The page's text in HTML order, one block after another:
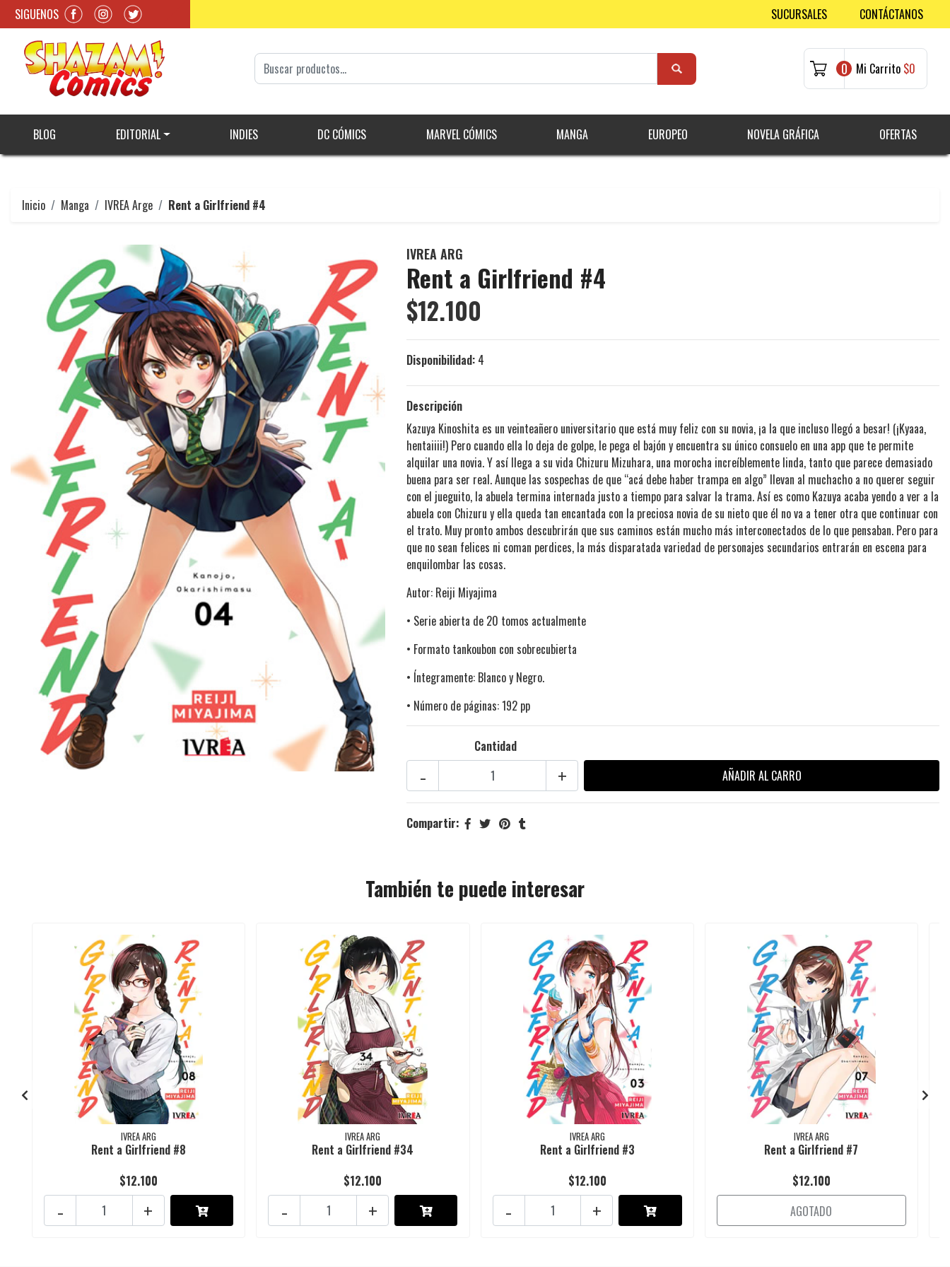
SIGUENOS SUCURSALES CONTÁCTANOS
0 Mi Carrito $0
BLOG EDITORIAL INDIES DC CÓMICS MARVEL CÓMICS MANGA EUROPEO NOVELA GRÁFICA OFERTAS
Inicio Manga IVREA Arge Rent a Girlfriend #4
IVREA ARG
Rent a Girlfriend #4
$12.100
Disponibilidad: 4
Descripción
Kazuya Kinoshita es un veinteañero universitario que está muy feliz con su novia, ¡a la que incluso llegó a besar! (¡Kyaaa,
hentaiiii!) Pero cuando ella lo deja de golpe, le pega el bajón y encuentra su único consuelo en una app que te permite
alquilar una novia. Y así llega a su vida Chizuru Mizuhara, una morocha increíblemente linda, tanto que parece demasiado
buena para ser real. Aunque las sospechas de que “acá debe haber trampa en algo” llevan al muchacho a no querer seguir
con el jueguito, la abuela termina internada justo a tiempo para salvar la trama. Así es como Kazuya acaba yendo a ver a la
abuela con Chizuru y ella queda tan encantada con la preciosa novia de su nieto que él no va a tener otra que continuar con
el trato. Muy pronto ambos descubrirán que sus caminos están mucho más interconectados de lo que pensaban. Pero para
que no sean felices ni coman perdices, la más disparatada variedad de personajes secundarios entrarán en escena para
enquilombar las cosas.
Autor: Reiji Miyajima
• Serie abierta de 20 tomos actualmente
• Formato tankoubon con sobrecubierta
• Íntegramente: Blanco y Negro.
• Número de páginas: 192 pp
Cantidad
+
-
Compartir:
También te puede interesar
IVREA ARG
Rent a Girlfriend #8
$12.100
+
-
IVREA ARG
Rent a Girlfriend #34
$12.100
+
-
IVREA ARG
Rent a Girlfriend #3
$12.100
+
-
IVREA ARG
Rent a Girlfriend #7
$12.100
AGOTADO